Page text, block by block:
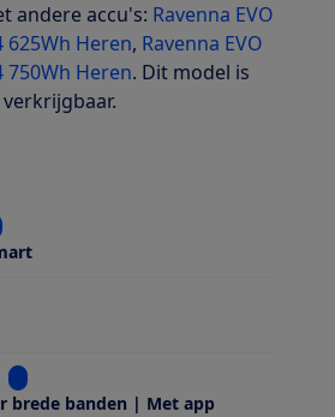
andere accu's: Ravenna EVO
625Wh Heren, Ravenna EVO
750Wh Heren. Dit model is
informatie voor Motor, merk & type
voor Versnellingen
Bekijk informatie voor Opvallende
brede banden | Met app